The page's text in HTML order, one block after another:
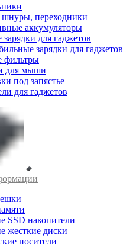
шнуры, переходники
аккумуляторы
для гаджетов
зарядки для гаджетов
фильтры
для мыши
под запястье
для гаджетов
SSD накопители
жесткие диски
носители